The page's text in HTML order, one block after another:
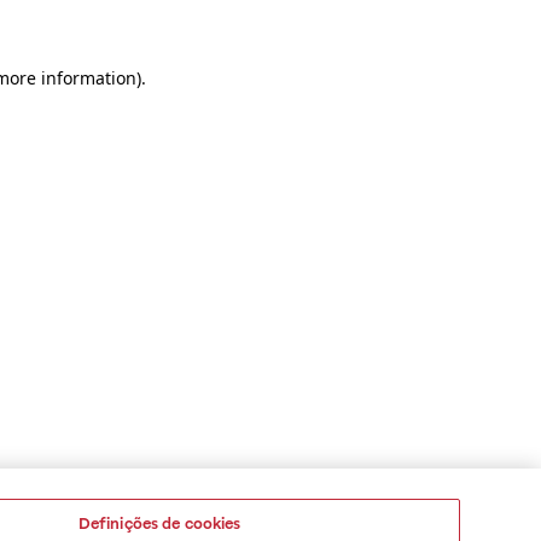
information).
Definições de cookies